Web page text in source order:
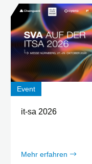
Event
it-sa 2026
Mehr erfahren